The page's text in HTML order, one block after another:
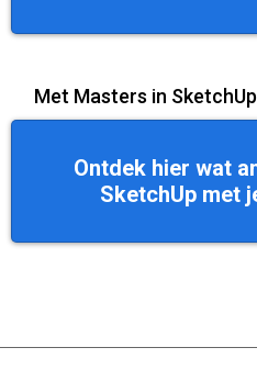
Met Masters in
Ontdek hier wat
SketchUp met